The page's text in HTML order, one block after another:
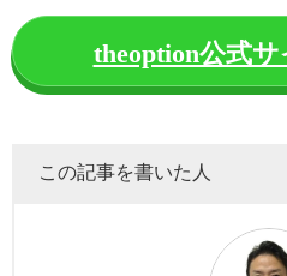
theoption公式
この記事を書いた人